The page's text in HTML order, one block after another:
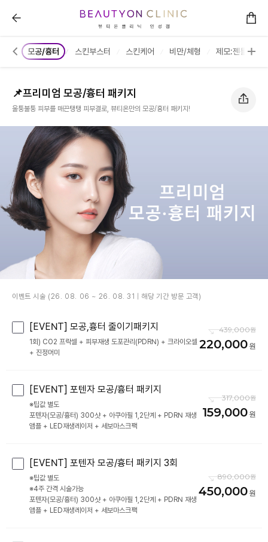
📌프리미엄 모공/흉터 패키지 :: 뷰티온의원 안성점
모공/흉터 스킨부스터 스킨케어 비만/체형 제모:젠틀맥스
📌프리미엄 모공/흉터 패키지
울퉁불퉁 피부를 매끈탱탱 피부결로, 뷰티온만의 모공/흉터 패키지!
이벤트 시술 (26. 08. 06 ~ 26. 08. 31 | 해당 기간 방문 고객)
[EVENT] 모공,흉터 줄이기패키지
1회) CO2 프락셀 + 피부재생 도포관리(PDRN) + 크라이오셀
+ 진정머미
439,000
220,000
[EVENT] 포텐자 모공/흉터 패키지
※팁값 별도
포텐자(모공/흉터) 300샷 + 아쿠아필 1,2단계 + PDRN 재생
317,000
159,000
[EVENT] 포텐자 모공/흉터 패키지 3회
※팁값 별도
※4주 간격 시술가능
포텐자(모공/흉터) 300샷 + 아쿠아필 1,2단계 + PDRN 재생
890,000
450,000